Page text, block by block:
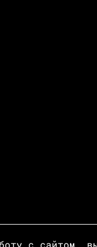
с сайтом,